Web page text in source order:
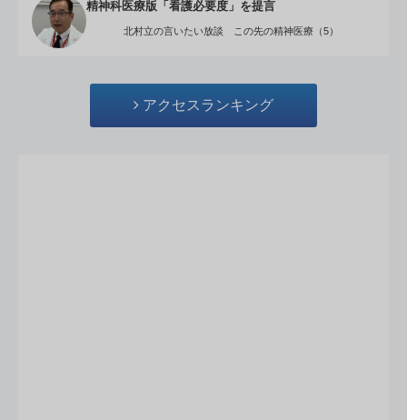
精神科医療版「看護必要度」を提言
北村立の言いたい放談 この先の精神医療（5）
アクセスランキング